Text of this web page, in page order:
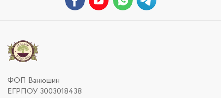
ФОП Ванюшин
ЕГРПОУ 3003018438